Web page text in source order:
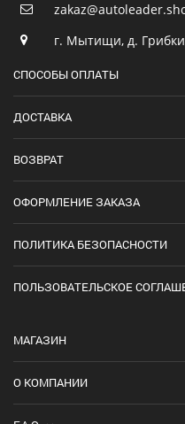
г. Мытищи, д.
СПОСОБЫ ОПЛАТЫ
ДОСТАВКА
ВОЗВРАТ
ОФОРМЛЕНИЕ ЗАКАЗА
ПОЛИТИКА БЕЗОПАСНОСТИ
ПОЛЬЗОВАТЕЛЬСКОЕ
МАГАЗИН
О КОМПАНИИ